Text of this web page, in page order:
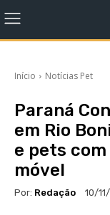
Início Notícias Pet
Paraná
em Rio
e pets
móvel
Por: Redação 10/